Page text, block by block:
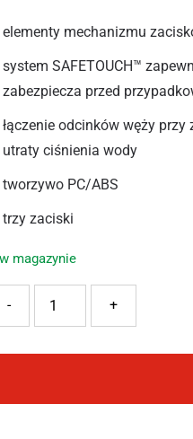
elementy mechanizmu
system SAFETOUCH™
zabezpiecza przed
łączenie odcinków węży
utraty ciśnienia wody
tworzywo PC/ABS
trzy zaciski
magazynie
+
-